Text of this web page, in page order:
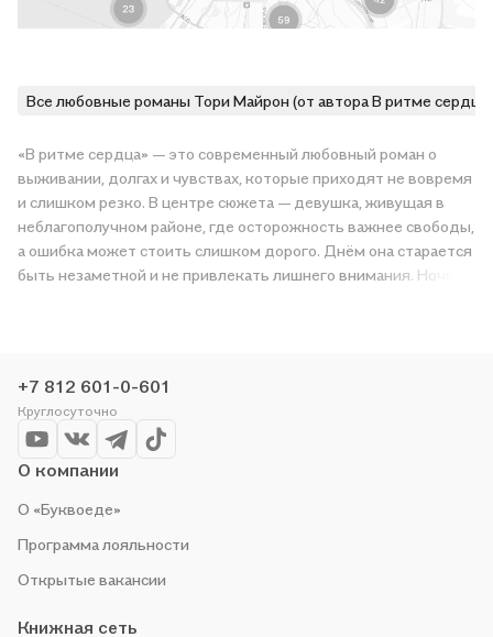
Все любовные романы Тори Майрон (от автора В ритме сердца)
Показать ещё
«В ритме сердца» — это современный любовный роман о
выживании, долгах и чувствах, которые приходят не вовремя
и слишком резко. В центре сюжета — девушка, живущая в
неблагополучном районе, где осторожность важнее свободы,
а ошибка может стоить слишком дорого. Днём она старается
быть незаметной и не привлекать лишнего внимания. Ночью
этой истории романтическую линию с мрачной атмосферой,
социальной уязвимостью и внутренним напряжением. Это
книга о страхе, притяжении и попытке удержать контроль,
когда судьба сталкивает человека с тем, от чего невозможно
районе, где опасность стала частью повседневности. Чтобы
не выделяться и не становиться мишенью для местных
жизни. Её будни подчинены одной цели — заработать
+7 812 601-0-601
Круглосуточно
О компании
О «Буквоеде»
Программа лояльности
Открытые вакансии
Книжная сеть